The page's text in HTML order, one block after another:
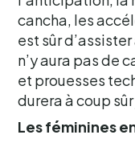
cancha, les
est sûr
n’y aura pas de
et prouesses
durera à coup
Les féminines